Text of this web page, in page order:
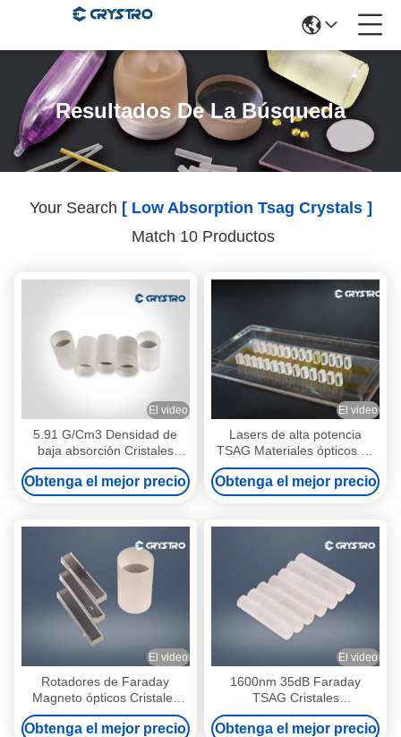
Resultados De La Búsqueda
Your Search [ Low Absorption Tsag Crystals ]
Match 10 Productos
El video
5.91 G/Cm3 Densidad de
baja absorción Cristales
TSAG magnéto ópticos
Obtenga el mejor precio
El video
Lasers de alta potencia
TSAG Materiales ópticos de
cristal magnético
Obtenga el mejor precio
El video
Rotadores de Faraday
Magneto ópticos Cristales
TSAG
Obtenga el mejor precio
El video
1600nm 35dB Faraday
TSAG Cristales
Tb3Sc2Al3O12 Fórmula
Obtenga el mejor precio